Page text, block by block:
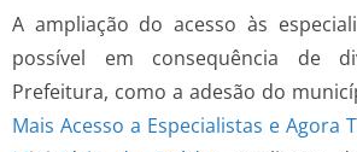
A ampliação do acesso às
possível em consequência de
Prefeitura, como a adesão do
Mais Acesso a Especialistas e Agora